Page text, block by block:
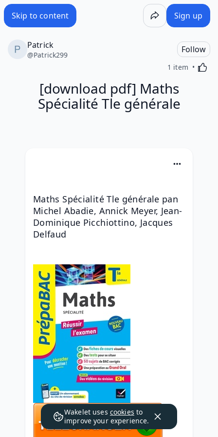
Skip to content Sign up
Patrick
@Patrick299
Follow
1 item
[download pdf] Maths
Spécialité Tle générale
Maths Spécialité Tle générale pan
Michel Abadie, Annick Meyer, Jean-
Dominique Picchiottino, Jacques
Delfaud
Wakelet uses cookies to
improve your experience.